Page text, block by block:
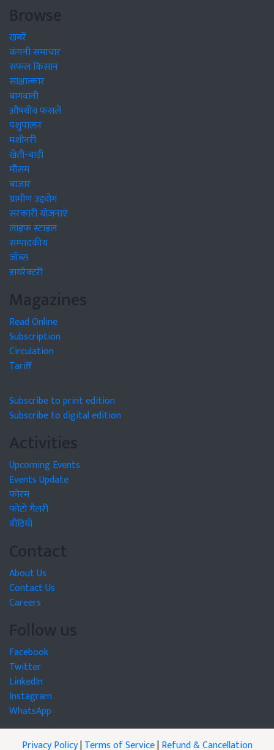
Browse
खबरें
कंपनी समाचार
सफल किसान
साक्षात्कार
बागवानी
औषधीय फसलें
पशुपालन
मशीनरी
खेती-बाड़ी
मौसम
बाजार
ग्रामीण उद्द्योग
सरकारी योजनाएं
लाइफ स्टाइल
सम्पादकीय
जॉब्स
डायरेक्टरी
Magazines
Read Online
Subscription
Circulation
Tariff
Subscribe to print edition
Subscribe to digital edition
Activities
Upcoming Events
Events Update
फोरम
फोटो गैलरी
वीडियो
Contact
About Us
Contact Us
Careers
Follow us
Facebook
Twitter
LinkedIn
Instagram
WhatsApp
Privacy Policy|Terms of Service|Refund & Cancellation